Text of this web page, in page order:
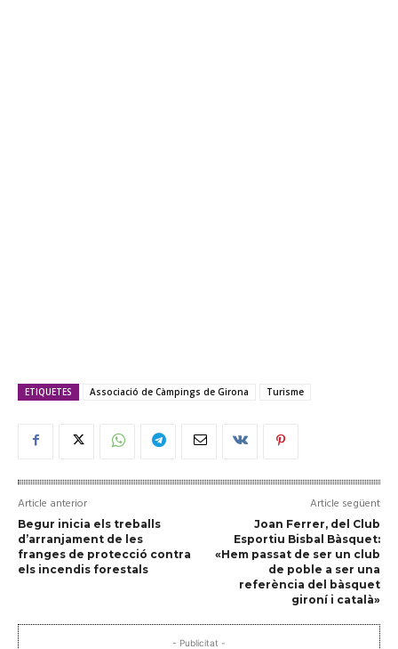
ETIQUETES Associació de Càmpings de Girona Turisme
Article anterior
Begur inicia els treballs
d’arranjament de les
franges de protecció contra
els incendis forestals
Article següent
Joan Ferrer, del Club
Esportiu Bisbal Bàsquet:
«Hem passat de ser un club
de poble a ser una
referència del bàsquet
gironí i català»
- Publicitat -